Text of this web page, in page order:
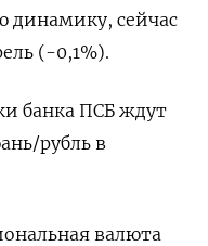
‌динамику, сейчас
(-0,1%).
банка ПСБ ждут
рубль в
валюта